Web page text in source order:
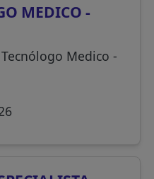
MEDICO -
Medico -